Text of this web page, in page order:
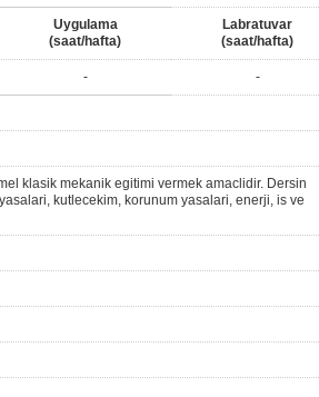
Uygulama
(saat/hafta)
Labratuvar
(saat/hafta)
- -
klasik mekanik egitimi vermek amaclidir. Dersin
kutlecekim, korunum yasalari, enerji, is ve